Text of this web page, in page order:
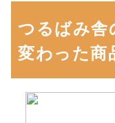
つるばみ舎
変わった商